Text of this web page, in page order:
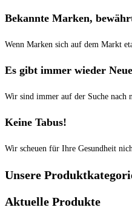
Bekannte Marken,
Wenn Marken sich auf dem Markt
Es gibt immer wieder
Wir sind immer auf der Suche nach
Keine Tabus!
Wir scheuen für Ihre Gesundheit
Unsere
Aktuelle Produkte